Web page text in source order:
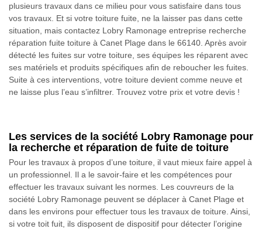
plusieurs travaux dans ce milieu pour vous satisfaire dans tous
vos travaux. Et si votre toiture fuite, ne la laisser pas dans cette
situation, mais contactez Lobry Ramonage entreprise recherche
réparation fuite toiture à Canet Plage dans le 66140. Après avoir
détecté les fuites sur votre toiture, ses équipes les réparent avec
ses matériels et produits spécifiques afin de reboucher les fuites.
Suite à ces interventions, votre toiture devient comme neuve et
ne laisse plus l’eau s’infiltrer. Trouvez votre prix et votre devis !
Les services de la société Lobry Ramonage pour
la recherche et réparation de fuite de toiture
Pour les travaux à propos d’une toiture, il vaut mieux faire appel à
un professionnel. Il a le savoir-faire et les compétences pour
effectuer les travaux suivant les normes. Les couvreurs de la
société Lobry Ramonage peuvent se déplacer à Canet Plage et
dans les environs pour effectuer tous les travaux de toiture. Ainsi,
si votre toit fuit, ils disposent de dispositif pour détecter l’origine